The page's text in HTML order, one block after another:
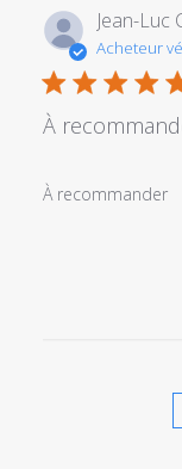
Jean-Luc
Acheteur
À
À recommander